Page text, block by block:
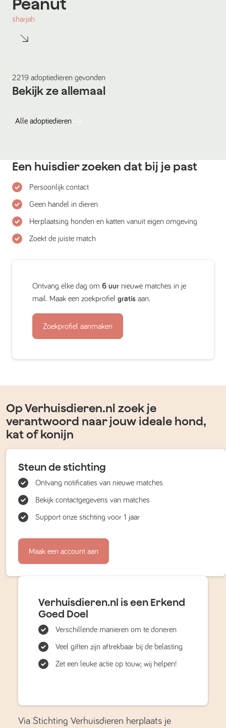
sharjah
2219 adoptiedieren gevonden
Bekijk ze allemaal
Alle adoptiedieren
Een huisdier zoeken dat bij je past
Persoonlijk contact
Geen handel in dieren
Herplaatsing honden en katten vanuit eigen omgeving
Zoekt de juiste match
Ontvang elke dag om 6 uur nieuwe matches in je
mail. Maak een zoekprofiel gratis aan.
Zoekprofiel aanmaken
Op Verhuisdieren.nl zoek je
verantwoord naar jouw ideale hond,
kat of konijn
Steun de stichting
Ontvang notificaties van nieuwe matches
Bekijk contactgegevens van matches
Support onze stichting voor 1 jaar
Maak een account aan
Verhuisdieren.nl is een Erkend
Goed Doel
Verschillende manieren om te doneren
Veel giften zijn aftrekbaar bij de belasting
Zet een leuke actie op touw; wij helpen!
Via Stichting Verhuisdieren herplaats je